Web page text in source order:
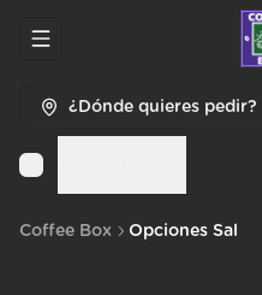
Abrir menu de navegación
¿Dónde quieres pedir?
Coffee Box Opciones Sal